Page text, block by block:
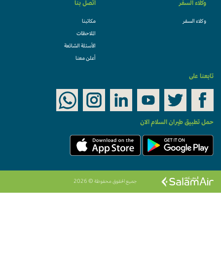
وكلاء السفر
وكلاء السفر
اتصل بنا
مكاتبنا
الملاحظات
الأسئلة الشائعة
أعلن معنا
تابعنا على
حمل تطبيق طيران السلام الان
جميع الحقوق محفوظة © 2026